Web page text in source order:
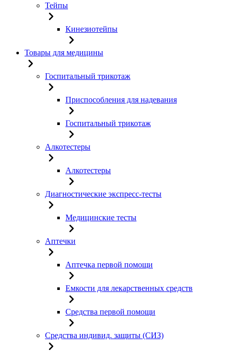
Тейпы
Кинезиотейпы
Товары для медицины
Госпитальный трикотаж
Приспособления для надевания
Госпитальный трикотаж
Алкотестеры
Алкотестеры
Диагностические экспресс-тесты
Медицинские тесты
Аптечки
Аптечка первой помощи
Емкости для лекарственных средств
Средства первой помощи
Средства индивид. защиты (СИЗ)